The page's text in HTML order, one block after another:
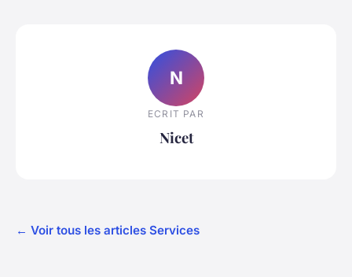
N
ECRIT PAR
Nicet
← Voir tous les articles Services